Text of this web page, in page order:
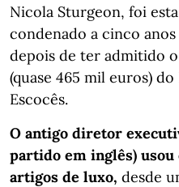
Nicola Sturgeon, foi
condenado a cinco
depois de ter admitido
(quase 465 mil euros)
Escocês.
O antigo diretor
partido em inglês)
artigos de luxo, desde